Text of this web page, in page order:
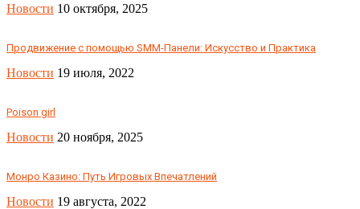
Новости 10 октября, 2025
Продвижение с помощью SMM-Панели: Искусство и Практика
Новости 19 июля, 2022
Poison girl
Новости 20 ноября, 2025
Монро Казино: Путь Игровых Впечатлений
Новости 19 августа, 2022